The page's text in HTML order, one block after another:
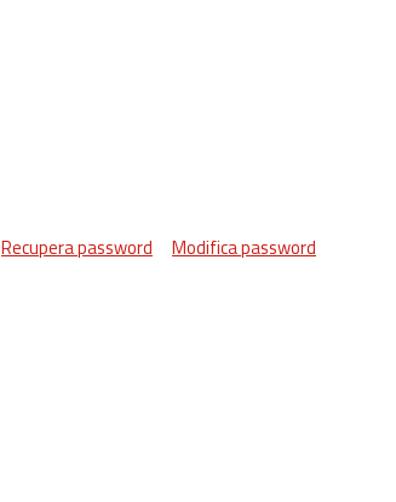
Recupera password Modifica password